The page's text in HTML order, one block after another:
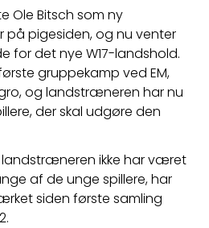
Ole Bitsch som ny
pigesiden, og nu venter
for det nye W17-landshold.
gruppekamp ved EM,
og landstræneren har nu
der skal udgøre den
ikke har været
af de unge spillere, har
siden første samling